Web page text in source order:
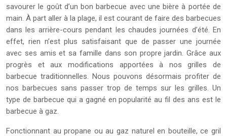
savourer le goût d’un bon barbecue avec une bière à portée de
main. À part aller à la plage, il est courant de faire des barbecues
dans les arrière-cours pendant les chaudes journées d’été. En
effet, rien n’est plus satisfaisant que de passer une journée
avec ses amis et sa famille dans son propre jardin. Grâce aux
progrès et aux modifications apportées à nos grilles de
barbecue traditionnelles. Nous pouvons désormais profiter de
nos barbecues sans passer trop de temps sur les grilles. Un
type de barbecue qui a gagné en popularité au fil des ans est le
barbecue à gaz.
Fonctionnant au propane ou au gaz naturel en bouteille, ce gril